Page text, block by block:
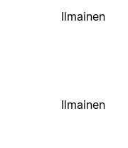
Ilmainen
Ilmainen